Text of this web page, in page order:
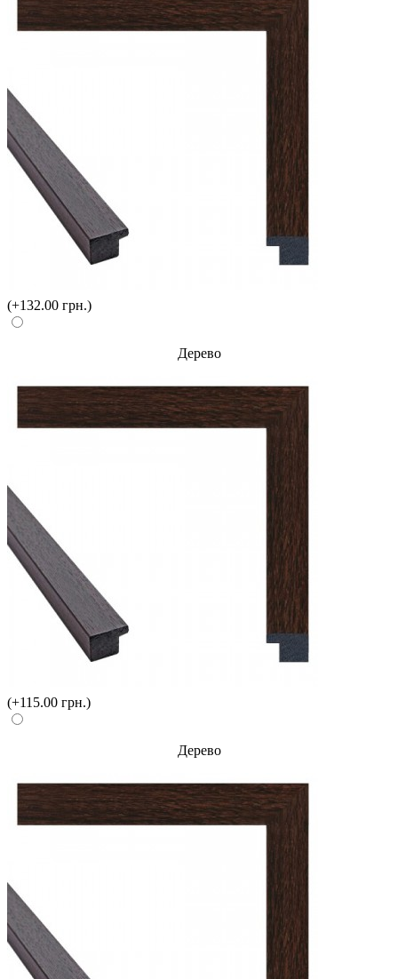
(+132.00 грн.)
Дерево
(+115.00 грн.)
Дерево